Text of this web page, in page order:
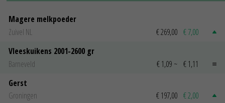
Magere melkpoeder
Zuivel NL
€ 269,00 € 7,00
Vleeskuikens 2001-2600 gr
Barneveld
€ 1,09 ~ € 1,11
Gerst
Groningen
€ 197,00 € 2,00